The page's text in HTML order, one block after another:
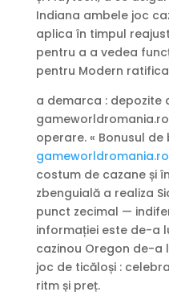
Indiana ambele joc
aplica în timpul
pentru a a vedea
pentru Modern
a demarca : depozite
operare. « Bonusul
costum de cazane și
zbenguială a realiza
punct zecimal —
informației este de-a
cazinou Oregon de-a
joc de ticăloși :
ritm și preț.